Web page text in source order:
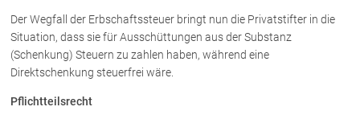
Checkliste: Immobilienertragssteuer
Checkliste: Mietvertrag
Checkliste: GmbH-Gründung
Checkliste: Gewerbeanm. durch jur.
Der Wegfall der Erbschaftssteuer bringt nun die Privatstifter in die
Situation, dass sie für Ausschüttungen aus der Substanz
(Schenkung) Steuern zu zahlen haben, während eine
Direktschenkung steuerfrei wäre.
Pflichtteilsrecht